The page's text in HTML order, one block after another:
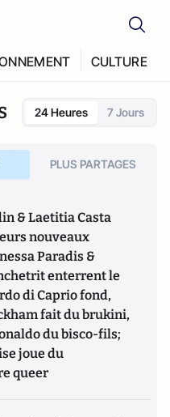
CULTURE
24 Heures 7 Jours
PLUS PARTAGES
& Laetitia Casta
nouveaux
Paradis &
enterrent le
di Caprio fond,
fait du brukini,
du bisco-fils;
joue du
queer